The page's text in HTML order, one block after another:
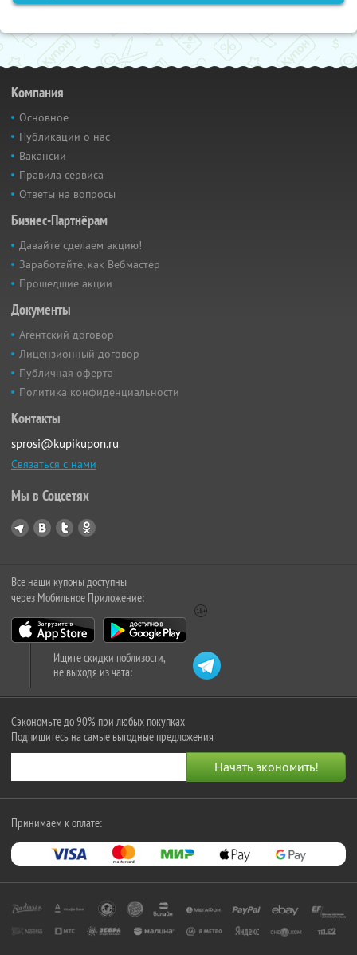
Компания
Основное
Публикации о нас
Вакансии
Правила сервиса
Ответы на вопросы
Бизнес-Партнёрам
Давайте сделаем акцию!
Заработайте, как Вебмастер
Прошедшие акции
Документы
Агентский договор
Лицензионный договор
Публичная оферта
Политика конфиденциальности
Контакты
sprosi@kupikupon.ru
Связаться с нами
Мы в Соцсетях
Все наши купоны доступны
через Мобильное Приложение:
Ищите скидки поблизости,
не выходя из чата:
Сэкономьте до 90% при любых покупках
Подпишитесь на самые выгодные предложения
Принимаем к оплате: